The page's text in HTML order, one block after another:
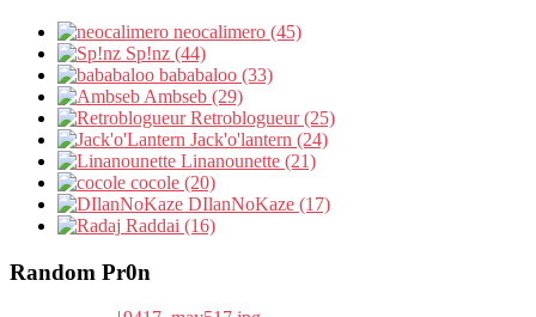
neocalimero (45)
Sp!nz (44)
bababaloo (33)
Ambseb (29)
Retroblogueur (25)
Jack'o'lantern (24)
Linanounette (21)
cocole (20)
DIlanNoKaze (17)
Raddai (16)
Random Pr0n